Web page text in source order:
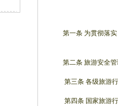
第一条 为贯彻落实
第二条 旅游安全管
第三条 各级旅游行
第四条 国家旅游行